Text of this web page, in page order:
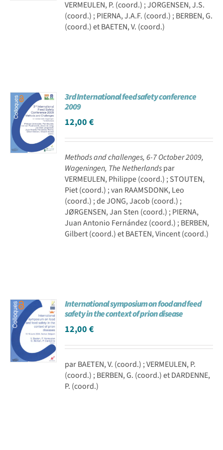
VERMEULEN, P. (coord.) ; JORGENSEN, J.S.
(coord.) ; PIERNA, J.A.F. (coord.) ; BERBEN, G.
(coord.) et BAETEN, V. (coord.)
3rd International feed safety conference
2009
12,00€
Methods and challenges, 6-7 October 2009,
Wageningen, The Netherlandspar
VERMEULEN, Philippe (coord.) ; STOUTEN,
Piet (coord.) ; van RAAMSDONK, Leo
(coord.) ; de JONG, Jacob (coord.) ;
JØRGENSEN, Jan Sten (coord.) ; PIERNA,
Juan Antonio Fernández (coord.) ; BERBEN,
Gilbert (coord.) et BAETEN, Vincent (coord.)
International symposium on food and feed
safety in the context of prion disease
12,00€
par BAETEN, V. (coord.) ; VERMEULEN, P.
(coord.) ; BERBEN, G. (coord.) et DARDENNE,
P. (coord.)